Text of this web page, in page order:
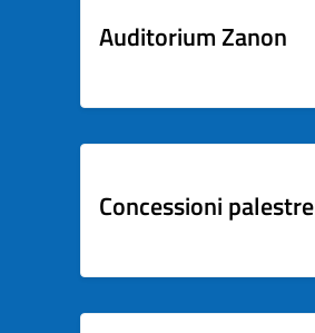
Auditorium Zanon
Concessioni palestre